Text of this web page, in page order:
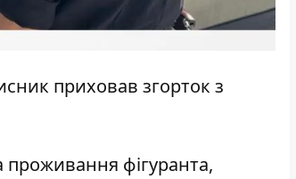
приховав згорток з
проживання фігуранта,